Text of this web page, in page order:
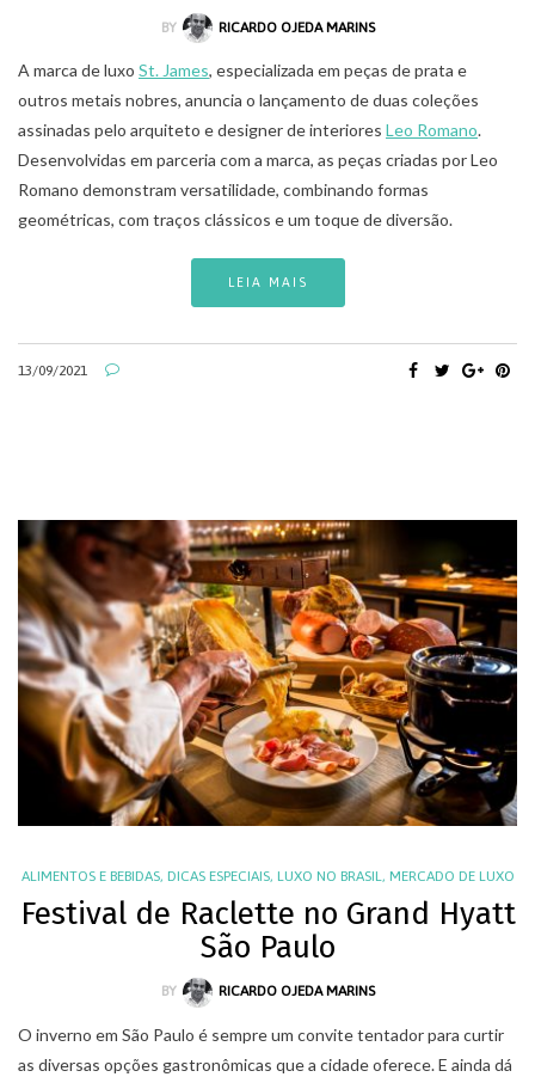
BY RICARDO OJEDA MARINS
A marca de luxo St. James, especializada em peças de prata e
outros metais nobres, anuncia o lançamento de duas coleções
assinadas pelo arquiteto e designer de interiores Leo Romano.
Desenvolvidas em parceria com a marca, as peças criadas por Leo
Romano demonstram versatilidade, combinando formas
geométricas, com traços clássicos e um toque de diversão.
LEIA MAIS
13/09/2021
ALIMENTOS E BEBIDAS, DICAS ESPECIAIS, LUXO NO BRASIL, MERCADO DE LUXO
Festival de Raclette no Grand Hyatt
São Paulo
BY RICARDO OJEDA MARINS
O inverno em São Paulo é sempre um convite tentador para curtir
as diversas opções gastronômicas que a cidade oferece. E ainda dá